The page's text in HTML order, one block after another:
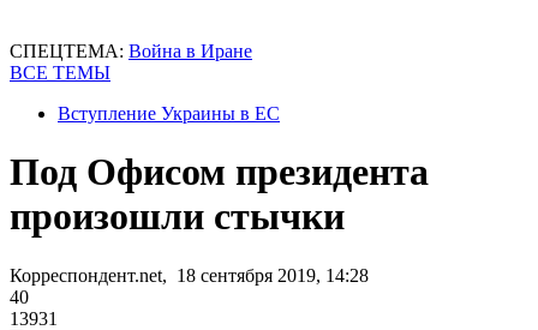
СПЕЦТЕМА: Война в Иране
ВСЕ ТЕМЫ
Вступление Украины в ЕС
Под Офисом президента
произошли стычки
Корреспондент.net, 18 сентября 2019, 14:28
40
13931